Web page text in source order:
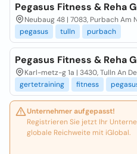
Pegasus Fitness & Reha
Neubaug 48 | 7083, Purbach Am
pegasus
tulln purbach
Pegasus Fitness & Reha
Karl-metz-g 1a | 3430, Tulln An
gertetraining
fitness
Unternehmer aufgepasst!
Registrieren Sie jetzt Ihr
globale Reichweite mit iGlobal.